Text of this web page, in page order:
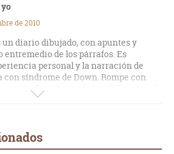
de 2010
un diario dibujado, con apuntes y
entremedio de los párrafos. Es
personal y la narración de
síndrome de Down. Rompe con
pone la enfermedad en la bandeja de
lo hiciera, salvando las distancias,